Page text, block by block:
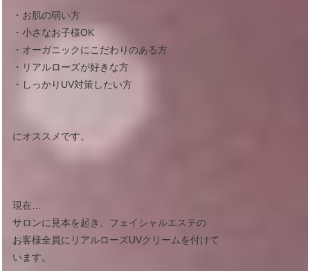
・お肌の弱い方
・小さなお子様OK
・オーガニックにこだわりのある方
・リアルローズが好きな方
・しっかりUV対策したい方
にオススメです。
現在…
サロンに見本を起き、フェイシャルエステの
お客様全員にリアルローズUVクリームを付けて
います。